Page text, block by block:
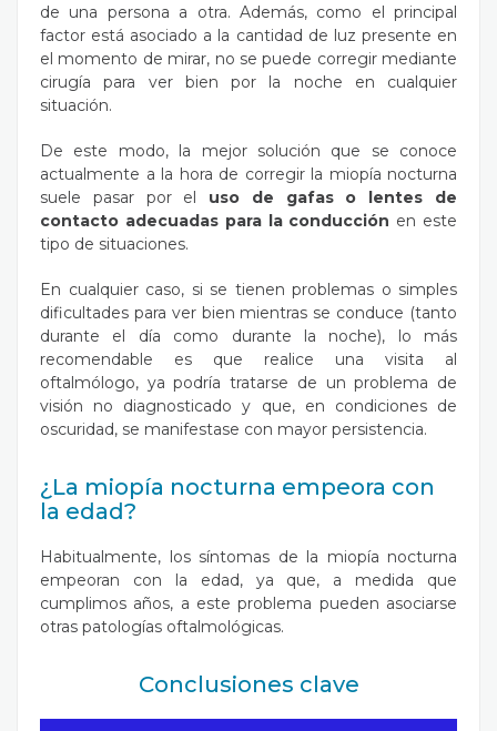
de una persona a otra. Además, como el principal
factor está asociado a la cantidad de luz presente en
el momento de mirar, no se puede corregir mediante
cirugía para ver bien por la noche en cualquier
situación.
De este modo, la mejor solución que se conoce
actualmente a la hora de corregir la miopía nocturna
suele pasar por el uso de gafas o lentes de
contacto adecuadas para la conducción en este
tipo de situaciones.
En cualquier caso, si se tienen problemas o simples
dificultades para ver bien mientras se conduce (tanto
durante el día como durante la noche), lo más
recomendable es que realice una visita al
oftalmólogo, ya podría tratarse de un problema de
visión no diagnosticado y que, en condiciones de
oscuridad, se manifestase con mayor persistencia.
¿La miopía nocturna empeora con
la edad?
Habitualmente, los síntomas de la miopía nocturna
empeoran con la edad, ya que, a medida que
cumplimos años, a este problema pueden asociarse
otras patologías oftalmológicas.
Conclusiones clave